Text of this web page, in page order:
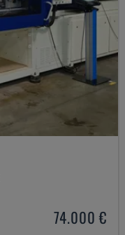
74.000 €